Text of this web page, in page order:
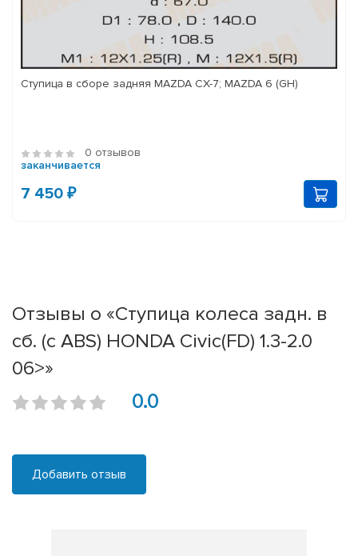
Ступица в сборе задняя MAZDA CX-7; MAZDA 6 (GH)
0 отзывов
заканчивается
7 450 ₽
Отзывы о «Ступица колеса задн. в
сб. (с ABS) HONDA Civic(FD) 1.3-2.0
06>»
0.0
Добавить отзыв